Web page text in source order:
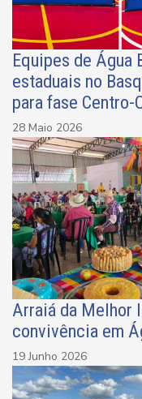
Equipes de Água
estaduais no
para fase Centro-
28 Maio 2026
Arraiá da Melhor
convivência em
19 Junho 2026